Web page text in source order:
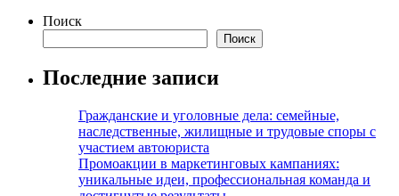
Поиск
Поиск
Последние записи
Гражданские и уголовные дела: семейные,
наследственные, жилищные и трудовые споры с
участием автоюриста
Промоакции в маркетинговых кампаниях:
уникальные идеи, профессиональная команда и